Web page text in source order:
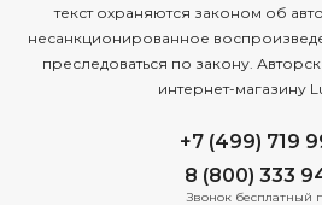
текст охраняются законом об
несанкционированное
преследоваться по закону.
интернет-магазину
+7 (499) 719
8 (800) 333
Звонок бесплатный